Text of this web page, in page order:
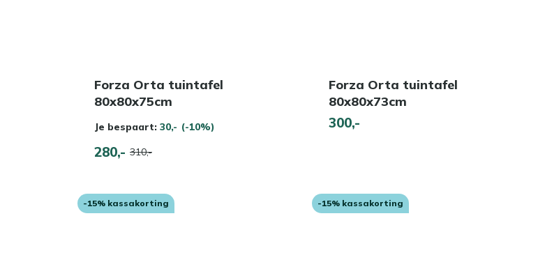
Forza Orta tuintafel
80x80x75cm
Je bespaart: 30,- (-10%)
280,- 310,-
Forza Orta tuintafel
80x80x73cm
300,-
-15% kassakorting -15% kassakorting